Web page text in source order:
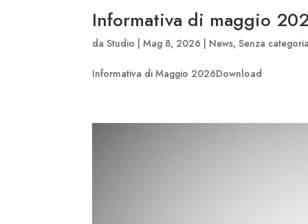
Informativa di maggio
daStudio |Mag 8, 2026 News,Senza
Informativa di Maggio 2026Download